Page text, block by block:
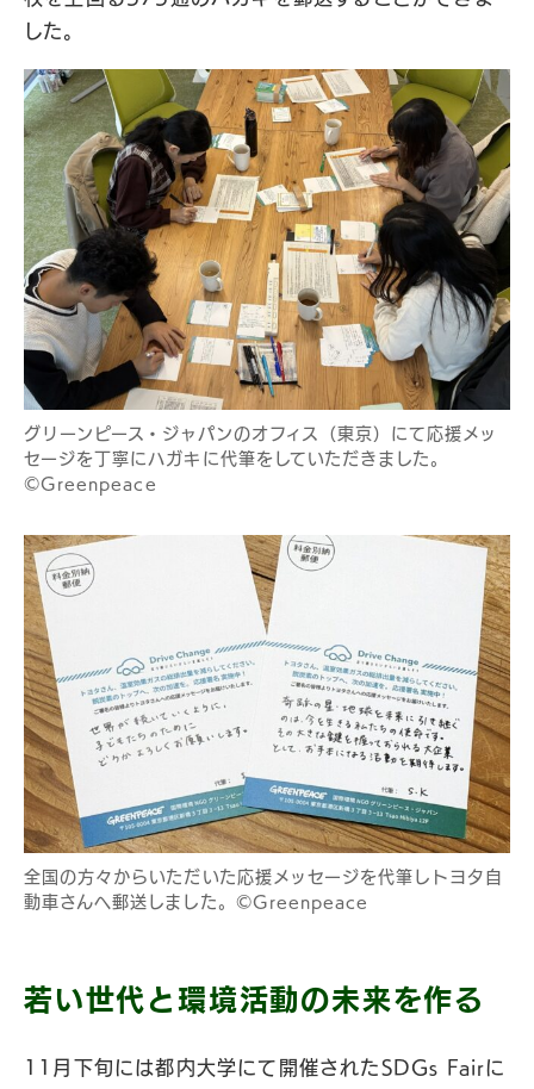
した。
グリーンピース・ジャパンのオフィス（東京）にて応援メッ
セージを丁寧にハガキに代筆をしていただきました。
©Greenpeace
全国の方々からいただいた応援メッセージを代筆しトヨタ自
動車さんへ郵送しました。©Greenpeace
若い世代と環境活動の未来を作る
11月下旬には都内大学にて開催されたSDGs Fairに